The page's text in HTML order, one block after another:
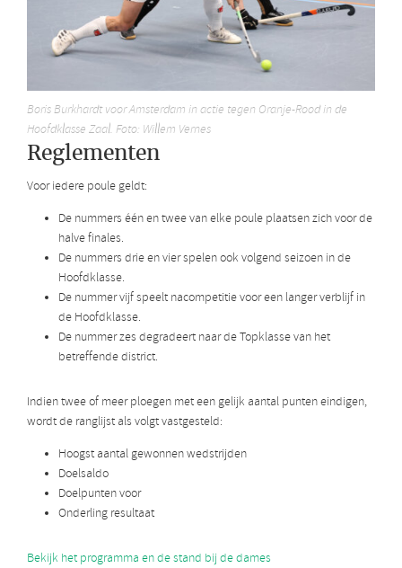
Boris Burkhardt voor Amsterdam in actie tegen Oranje-Rood in de
Hoofdklasse Zaal. Foto: Willem Vernes
Reglementen
Voor iedere poule geldt:
De nummers één en twee van elke poule plaatsen zich voor de
halve finales.
De nummers drie en vier spelen ook volgend seizoen in de
Hoofdklasse.
De nummer vijf speelt nacompetitie voor een langer verblijf in
de Hoofdklasse.
De nummer zes degradeert naar de Topklasse van het
betreffende district.
Indien twee of meer ploegen met een gelijk aantal punten eindigen,
wordt de ranglijst als volgt vastgesteld:
Hoogst aantal gewonnen wedstrijden
Doelsaldo
Doelpunten voor
Onderling resultaat
Bekijk het programma en de stand bij de dames